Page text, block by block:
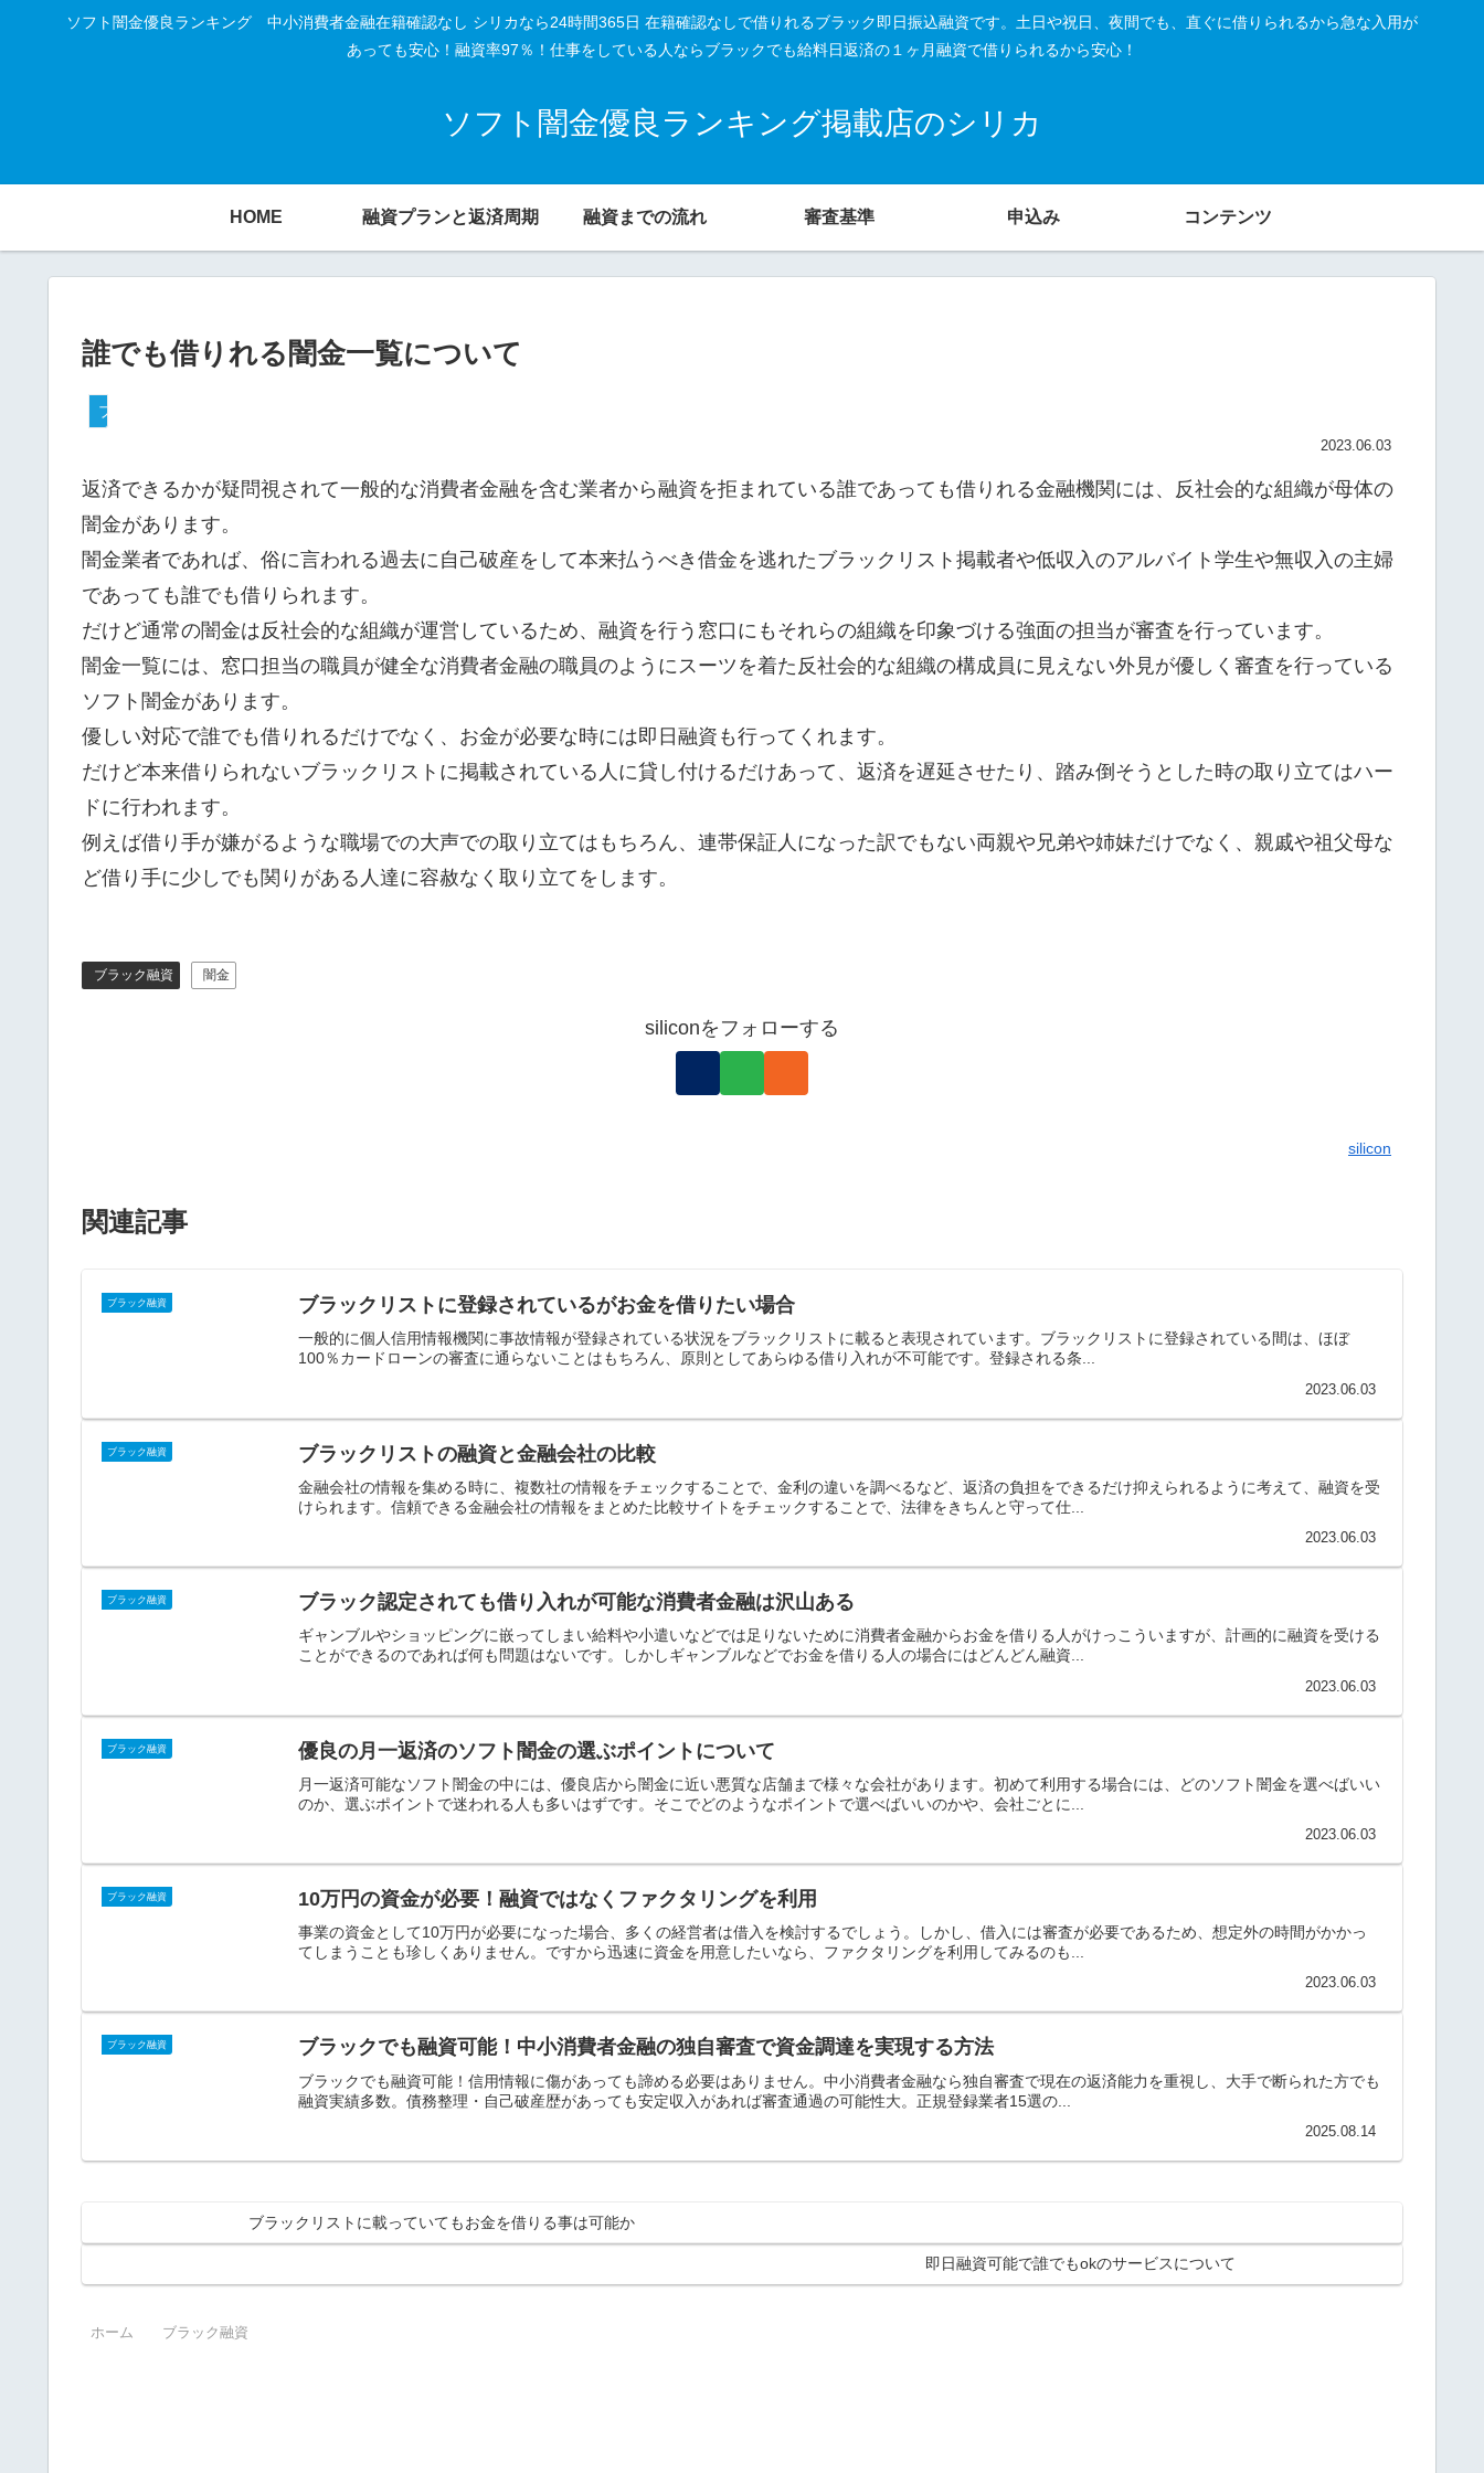
ソフト闇金優良ランキング 中小消費者金融在籍確認なし シリカなら24時間365日 在籍確認なしで借りれるブラック即日振込融資です。土日や祝日、夜間でも、直ぐに借りられるから急な入用が
あっても安心！融資率97％！仕事をしている人ならブラックでも給料日返済の１ヶ月融資で借りられるから安心！
ソフト闇金優良ランキング掲載店のシリカ
HOME 融資プランと返済周期 融資までの流れ 審査基準 申込み コンテンツ
誰でも借りれる闇金一覧について
ブラック融資
2023.06.03
返済できるかが疑問視されて一般的な消費者金融を含む業者から融資を拒まれている誰であっても借りれる金融機関には、反社会的な組織が母体の
闇金があります。
闇金業者であれば、俗に言われる過去に自己破産をして本来払うべき借金を逃れたブラックリスト掲載者や低収入のアルバイト学生や無収入の主婦
であっても誰でも借りられます。
だけど通常の闇金は反社会的な組織が運営しているため、融資を行う窓口にもそれらの組織を印象づける強面の担当が審査を行っています。
闇金一覧には、窓口担当の職員が健全な消費者金融の職員のようにスーツを着た反社会的な組織の構成員に見えない外見が優しく審査を行っている
ソフト闇金があります。
優しい対応で誰でも借りれるだけでなく、お金が必要な時には即日融資も行ってくれます。
だけど本来借りられないブラックリストに掲載されている人に貸し付けるだけあって、返済を遅延させたり、踏み倒そうとした時の取り立てはハー
ドに行われます。
例えば借り手が嫌がるような職場での大声での取り立てはもちろん、連帯保証人になった訳でもない両親や兄弟や姉妹だけでなく、親戚や祖父母な
ど借り手に少しでも関りがある人達に容赦なく取り立てをします。
ブラック融資 闇金
siliconをフォローする
silicon
関連記事
ブラック融資 ブラックリストに登録されているがお金を借りたい場合
一般的に個人信用情報機関に事故情報が登録されている状況をブラックリストに載ると表現されています。ブラックリストに登録されている間は、ほぼ
100％カードローンの審査に通らないことはもちろん、原則としてあらゆる借り入れが不可能です。登録される条...
2023.06.03
ブラック融資 ブラックリストの融資と金融会社の比較
金融会社の情報を集める時に、複数社の情報をチェックすることで、金利の違いを調べるなど、返済の負担をできるだけ抑えられるように考えて、融資を受
けられます。信頼できる金融会社の情報をまとめた比較サイトをチェックすることで、法律をきちんと守って仕...
2023.06.03
ブラック融資 ブラック認定されても借り入れが可能な消費者金融は沢山ある
ギャンブルやショッピングに嵌ってしまい給料や小遣いなどでは足りないために消費者金融からお金を借りる人がけっこういますが、計画的に融資を受ける
ことができるのであれば何も問題はないです。しかしギャンブルなどでお金を借りる人の場合にはどんどん融資...
2023.06.03
ブラック融資 優良の月一返済のソフト闇金の選ぶポイントについて
月一返済可能なソフト闇金の中には、優良店から闇金に近い悪質な店舗まで様々な会社があります。初めて利用する場合には、どのソフト闇金を選べばいい
のか、選ぶポイントで迷われる人も多いはずです。そこでどのようなポイントで選べばいいのかや、会社ごとに...
2023.06.03
ブラック融資 10万円の資金が必要！融資ではなくファクタリングを利用
事業の資金として10万円が必要になった場合、多くの経営者は借入を検討するでしょう。しかし、借入には審査が必要であるため、想定外の時間がかかっ
てしまうことも珍しくありません。ですから迅速に資金を用意したいなら、ファクタリングを利用してみるのも...
2023.06.03
ブラック融資 ブラックでも融資可能！中小消費者金融の独自審査で資金調達を実現する方法
ブラックでも融資可能！信用情報に傷があっても諦める必要はありません。中小消費者金融なら独自審査で現在の返済能力を重視し、大手で断られた方でも
融資実績多数。債務整理・自己破産歴があっても安定収入があれば審査通過の可能性大。正規登録業者15選の...
2025.08.14
ブラックリストに載っていてもお金を借りる事は可能か
即日融資可能で誰でもokのサービスについて
ホーム ブラック融資